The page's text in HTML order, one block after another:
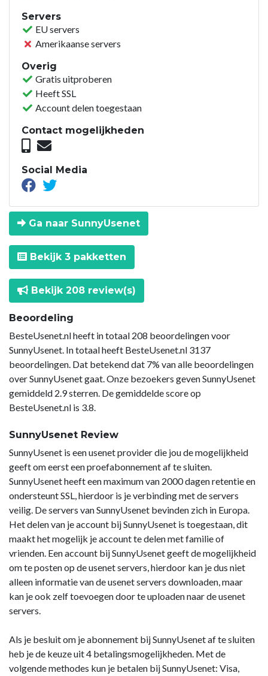
Servers
EU servers
Amerikaanse servers
Overig
Gratis uitproberen
Heeft SSL
Account delen toegestaan
Contact mogelijkheden
Social Media
Ga naar SunnyUsenet
Bekijk 3 pakketten
Bekijk 208 review(s)
Beoordeling
BesteUsenet.nl heeft in totaal 208 beoordelingen voor
SunnyUsenet. In totaal heeft BesteUsenet.nl 3137
beoordelingen. Dat betekend dat 7% van alle beoordelingen
over SunnyUsenet gaat. Onze bezoekers geven SunnyUsenet
gemiddeld 2.9 sterren. De gemiddelde score op
BesteUsenet.nl is 3.8.
SunnyUsenet Review
SunnyUsenet is een usenet provider die jou de mogelijkheid
geeft om eerst een proefabonnement af te sluiten.
SunnyUsenet heeft een maximum van 2000 dagen retentie en
ondersteunt SSL, hierdoor is je verbinding met de servers
veilig. De servers van SunnyUsenet bevinden zich in Europa.
Het delen van je account bij SunnyUsenet is toegestaan, dit
maakt het mogelijk je account te delen met familie of
vrienden. Een account bij SunnyUsenet geeft de mogelijkheid
om te posten op de usenet servers, hierdoor kan je dus niet
alleen informatie van de usenet servers downloaden, maar
kan je ook zelf toevoegen door te uploaden naar de usenet
servers.
Als je besluit om je abonnement bij SunnyUsenet af te sluiten
heb je de keuze uit 4 betalingsmogelijkheden. Met de
volgende methodes kun je betalen bij SunnyUsenet: Visa,